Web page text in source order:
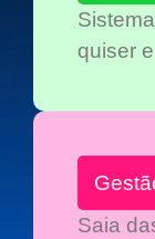
quiser
Saia